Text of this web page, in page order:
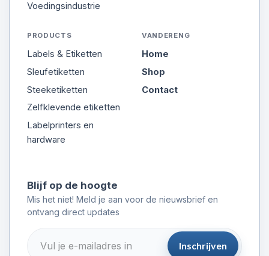
Voedingsindustrie
PRODUCTS
Labels & Etiketten
Sleufetiketten
Steeketiketten
Zelfklevende etiketten
Labelprinters en
hardware
VANDERENG
Home
Shop
Contact
Blijf op de hoogte
Mis het niet! Meld je aan voor de nieuwsbrief en
ontvang direct updates
Inschrijven